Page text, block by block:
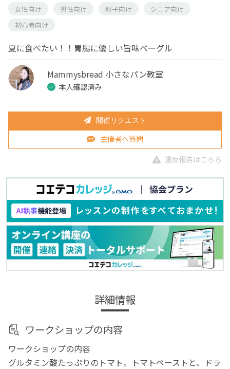
女性向け 男性向け 親子向け
シニア向け
初心者向け
夏に食べたい！！胃腸に優しい旨味ベーグル
Mammysbread 小さなパン教室
本人確認済み
開催リクエスト
主催者へ質問
違反報告はこちら
詳細情報
ワークショップの内容
ワークショップの内容
グルタミン酸たっぷりのトマト。トマトペーストと、ドラ